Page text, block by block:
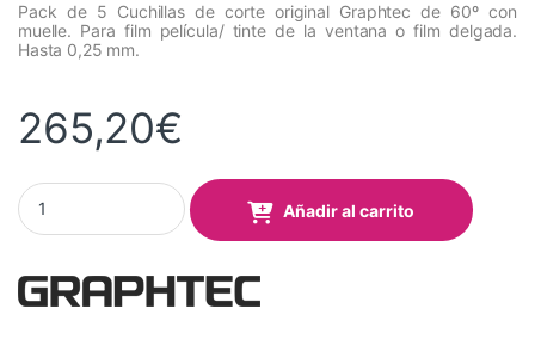
Pack de 5 Cuchillas de corte original Graphtec de 60º con
muelle. Para film película/ tinte de la ventana o film delgada.
Hasta 0,25 mm.
265,20€
Cuchillas de corte CB09UA-K60-5 quantity
Añadir al carrito